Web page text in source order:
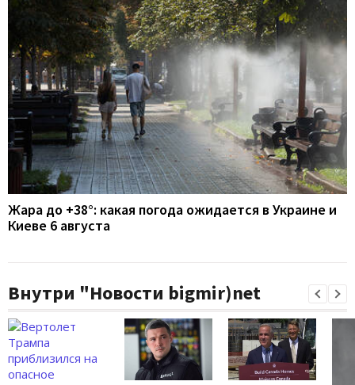
Жара до +38°: какая погода ожидается в Украине и
Киеве 6 августа
Внутри "Новости bigmir)net